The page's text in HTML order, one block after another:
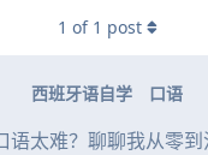
西班牙语自学 口语
语太难？聊聊我从零
1 of 1 post